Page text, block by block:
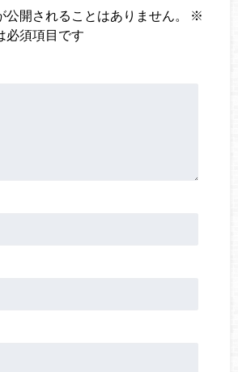
公開されることはありません。
※
必須項目です